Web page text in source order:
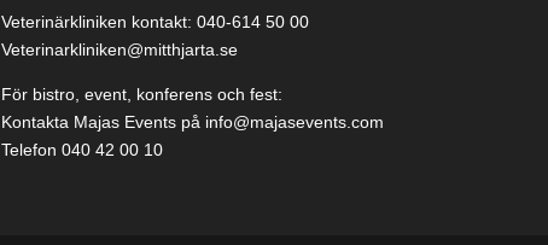
Veterinärkliniken kontakt: 040-614 50 00
Veterinarkliniken@mitthjarta.se
För bistro, event, konferens och fest:
Kontakta Majas Events på info@majasevents.com
Telefon 040 42 00 10